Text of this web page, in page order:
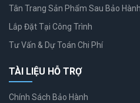
Tân Trang Sản Phẩm Sau Bảo Hành
Lắp Đặt Tại Công Trình
Tư Vấn & Dự Toán Chi Phí
TÀI LIỆU HỖ TRỢ
Chính Sách Bảo Hành